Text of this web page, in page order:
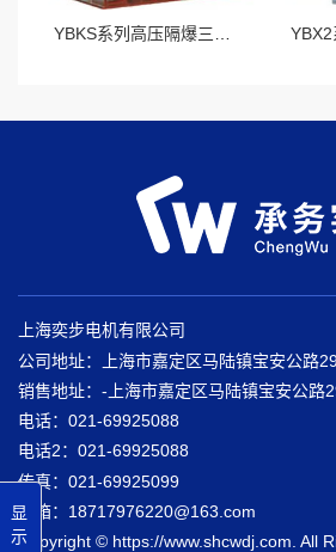
显
示
上海奕步电机有限公司
公司地址：上海市嘉定区马陆镇宝安公路
销售地址：-上海市嘉定区马陆镇宝安公路
电话：021-69925088
电话2：021-69925088
传真：021-69925099
邮箱：18717976220@163.com
Copyright © https://www.shcwdj.com. All